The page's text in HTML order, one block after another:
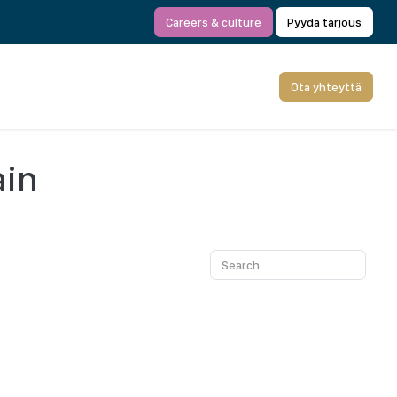
Careers & culture Pyydä tarjous
Ota yhteyttä